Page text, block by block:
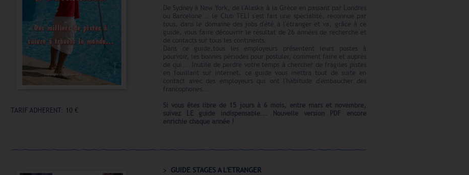
TARIF ADHERENT: 10 €
De Sydney à New York, de l'Alaska à la Grèce en passant par Londres
ou Barcelone... le Club TELI s'est fait une spécialité, reconnue par
tous, dans le domaine des jobs d'été à l'étranger et va, grâce à ce
guide, vous faire découvrir le résultat de 26 années de recherche et
de contacts sur tous les continents.
Dans ce guide,tous les employeurs présentent leurs postes à
pourvoir, les bonnes périodes pour postuler, comment faire et auprès
de qui... Inutile de perdre votre temps à chercher de fragiles pistes
en fouillant sur internet, ce guide vous mettra tout de suite en
contact avec des employeurs qui ont l'habitude d'embaucher des
francophones...
Si vous êtes libre de 15 jours à 6 mois, entre mars et novembre,
suivez LE guide indispensable... Nouvelle version PDF encore
enrichie chaque année !
GUIDE STAGES A L'ETRANGER